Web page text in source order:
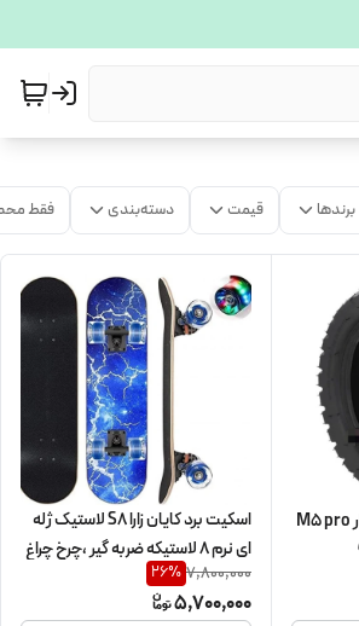
برندها قیمت دسته‌بندی فقط
لاستیک اسکوتر صندلی دار M5 pro
اسکیت برد کایان زارا S8 لاستیک ژله
ای نرم ۸ لاستیکه ضربه گیر ،چرخ چراغ
دار سفارش کانادا
7,800,000
26%
5,700,000